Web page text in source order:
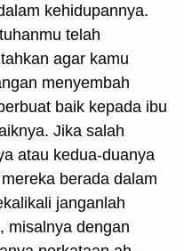
kehidupannya.
telah
agar kamu
menyembah
baik kepada ibu
Jika salah
atau kedua-duanya
berada dalam
janganlah
misalnya dengan